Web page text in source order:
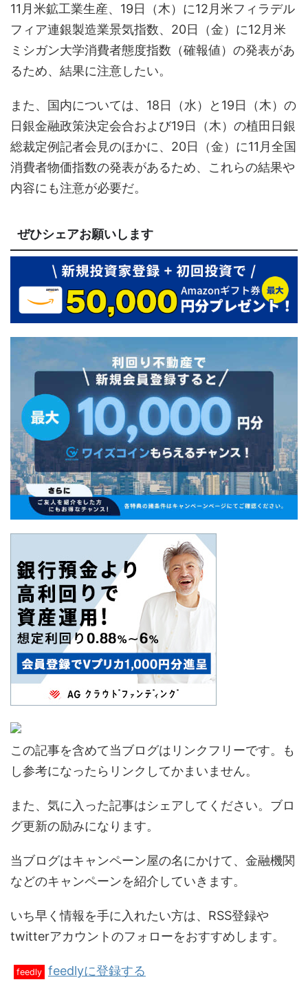
11月米鉱工業生産、19日（木）に12月米フィラデル
フィア連銀製造業景気指数、20日（金）に12月米
ミシガン大学消費者態度指数（確報値）の発表があ
るため、結果に注意したい。
また、国内については、18日（水）と19日（木）の
日銀金融政策決定会合および19日（木）の植田日銀
総裁定例記者会見のほかに、20日（金）に11月全国
消費者物価指数の発表があるため、これらの結果や
内容にも注意が必要だ。
ぜひシェアお願いします
この記事を含めて当ブログはリンクフリーです。も
し参考になったらリンクしてかまいません。
また、気に入った記事はシェアしてください。ブロ
グ更新の励みになります。
当ブログはキャンペーン屋の名にかけて、金融機関
などのキャンペーンを紹介していきます。
いち早く情報を手に入れたい方は、RSS登録や
twitterアカウントのフォローをおすすめします。
feedly feedlyに登録する